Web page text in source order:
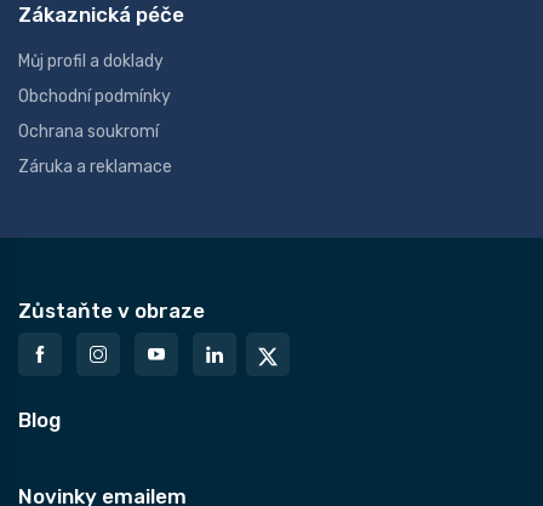
Zákaznická péče
Můj profil a doklady
Obchodní podmínky
Ochrana soukromí
Záruka a reklamace
Zůstaňte v obraze
Blog
Novinky emailem